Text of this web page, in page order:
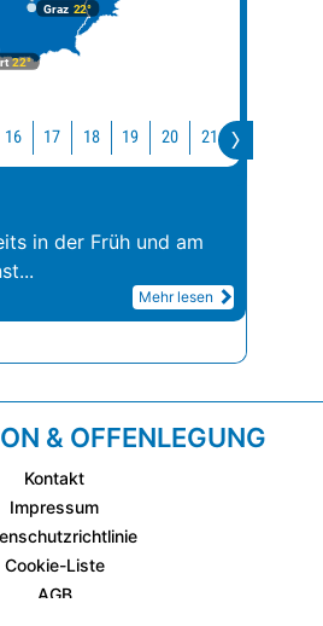
Graz 22°
22°
16 17 18 19 20 21
in der Früh und am
...
Mehr lesen
& OFFENLEGUNG
Kontakt
Impressum
Cookie-Liste
AGB